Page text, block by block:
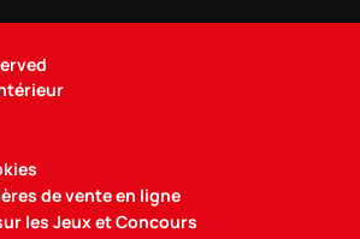
de vente en ligne
les Jeux et Concours